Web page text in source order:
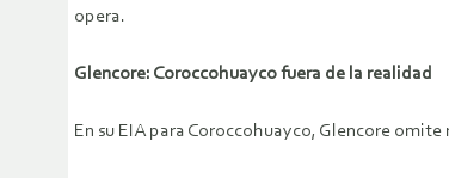
opera.
Glencore: Coroccohuayco fuera de la realidad
En su EIA para Coroccohuayco, Glencore